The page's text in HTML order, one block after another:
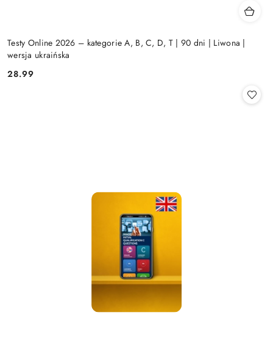
Testy Online 2026 – kategorie A, B, C, D, T | 90 dni | Liwona |
wersja ukraińska
Cena:
28.99